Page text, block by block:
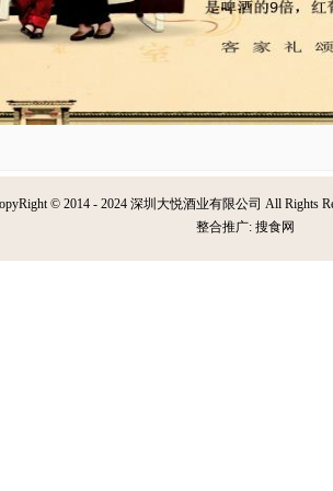
© 2014 - 2024 深圳大悦酒业有限公司 All Rights
整合推广: 搜食网